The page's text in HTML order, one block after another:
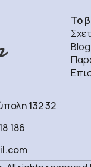
132 32
186
Το
Blog